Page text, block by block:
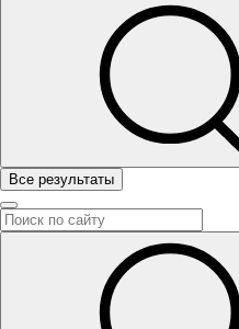
Все результаты